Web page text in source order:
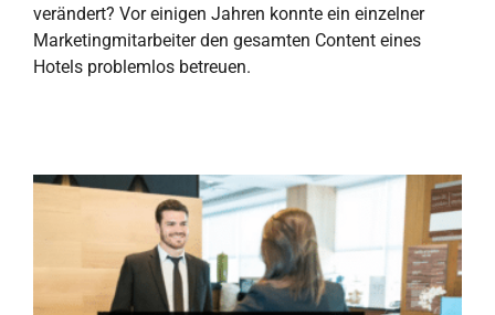
verändert? Vor einigen Jahren konnte ein einzelner
Marketingmitarbeiter den gesamten Content eines
Hotels problemlos betreuen.